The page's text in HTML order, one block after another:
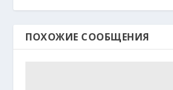
ПОХОЖИЕ СООБЩЕНИЯ